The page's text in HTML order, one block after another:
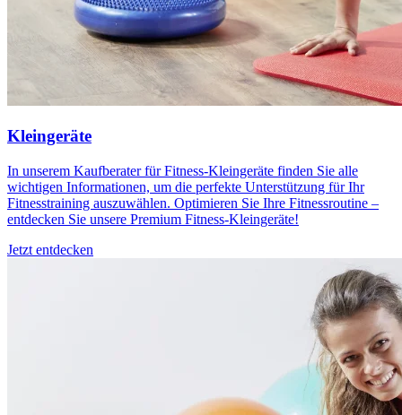
Kleingeräte
In unserem Kaufberater für Fitness-Kleingeräte finden Sie alle
wichtigen Informationen, um die perfekte Unterstützung für Ihr
Fitnesstraining auszuwählen. Optimieren Sie Ihre Fitnessroutine –
entdecken Sie unsere Premium Fitness-Kleingeräte!
Jetzt entdecken